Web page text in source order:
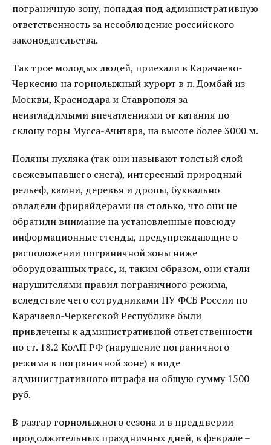
пограничную зону, попадая под административную
ответственность за несоблюдение российского
законодательства.
Так трое молодых людей, приехали в Карачаево-
Черкесию на горнолыжный курорт в п. Домбай из
Москвы, Краснодара и Ставрополя за
неизгладимыми впечатлениями от катания по
склону горы Мусса-Ачитара, на высоте более 3000 м.
Поляны пухляка (так они называют толстый слой
свежевыпавшего снега), интересный природный
рельеф, камни, деревья и дропы, буквально
овладели фрирайдерами на столько, что они не
обратили внимание на установленные повсюду
информационные стенды, предупреждающие о
расположении пограничной зоны ниже
оборудованных трасс, и, таким образом, они стали
нарушителями правил пограничного режима,
вследствие чего сотрудниками ПУ ФСБ России по
Карачаево-Черкесской Республике были
привлечены к административной ответственности
по ст. 18.2 КоАП РФ (нарушение пограничного
режима в пограничной зоне) в виде
административного штрафа на общую сумму 1500
руб.
В разгар горнолыжного сезона и в преддверии
продолжительных праздничных дней, в феврале –